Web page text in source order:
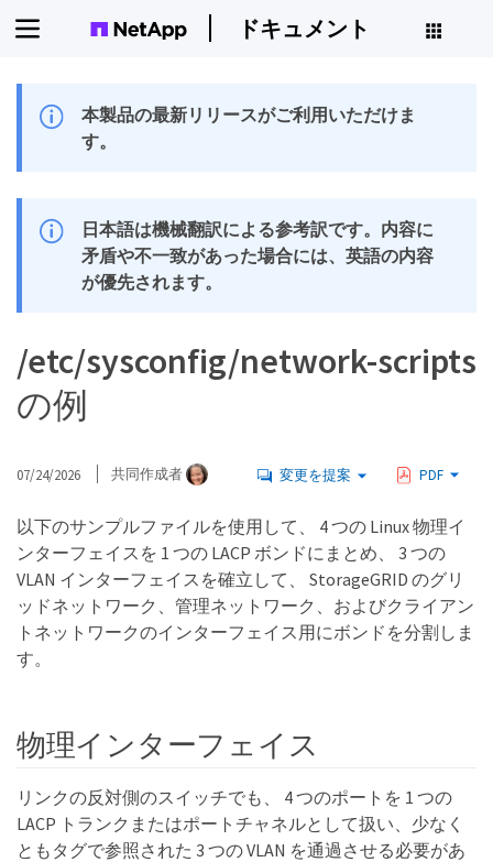
ドキュメント
本製品の最新リリースがご利用いただけま
す。
日本語は機械翻訳による参考訳です。内容に
矛盾や不一致があった場合には、英語の内容
が優先されます。
/etc/sysconfig/network-scripts
の例
07/24/2026 共同作成者 変更を提案 PDF
以下のサンプルファイルを使用して、 4 つの Linux 物理イ
ンターフェイスを 1 つの LACP ボンドにまとめ、 3 つの
VLAN インターフェイスを確立して、 StorageGRID のグリ
ッドネットワーク、管理ネットワーク、およびクライアン
トネットワークのインターフェイス用にボンドを分割しま
す。
物理インターフェイス
リンクの反対側のスイッチでも、 4 つのポートを 1 つの
LACP トランクまたはポートチャネルとして扱い、少なく
ともタグで参照された 3 つの VLAN を通過させる必要があ